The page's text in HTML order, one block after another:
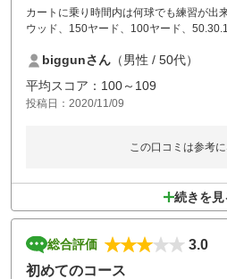
カートに乗り時間内は何球でも練習が出
ウッド、150ヤード、100ヤード、
いくら打ちっ放しに行って練習しても現
にはオススメかも
biggunさん （男性 / 50代）
平均スコア：100～109
投稿日：2020/11/09
この口コミは参考
続きを見
総合評価
3.0
初めてのコース